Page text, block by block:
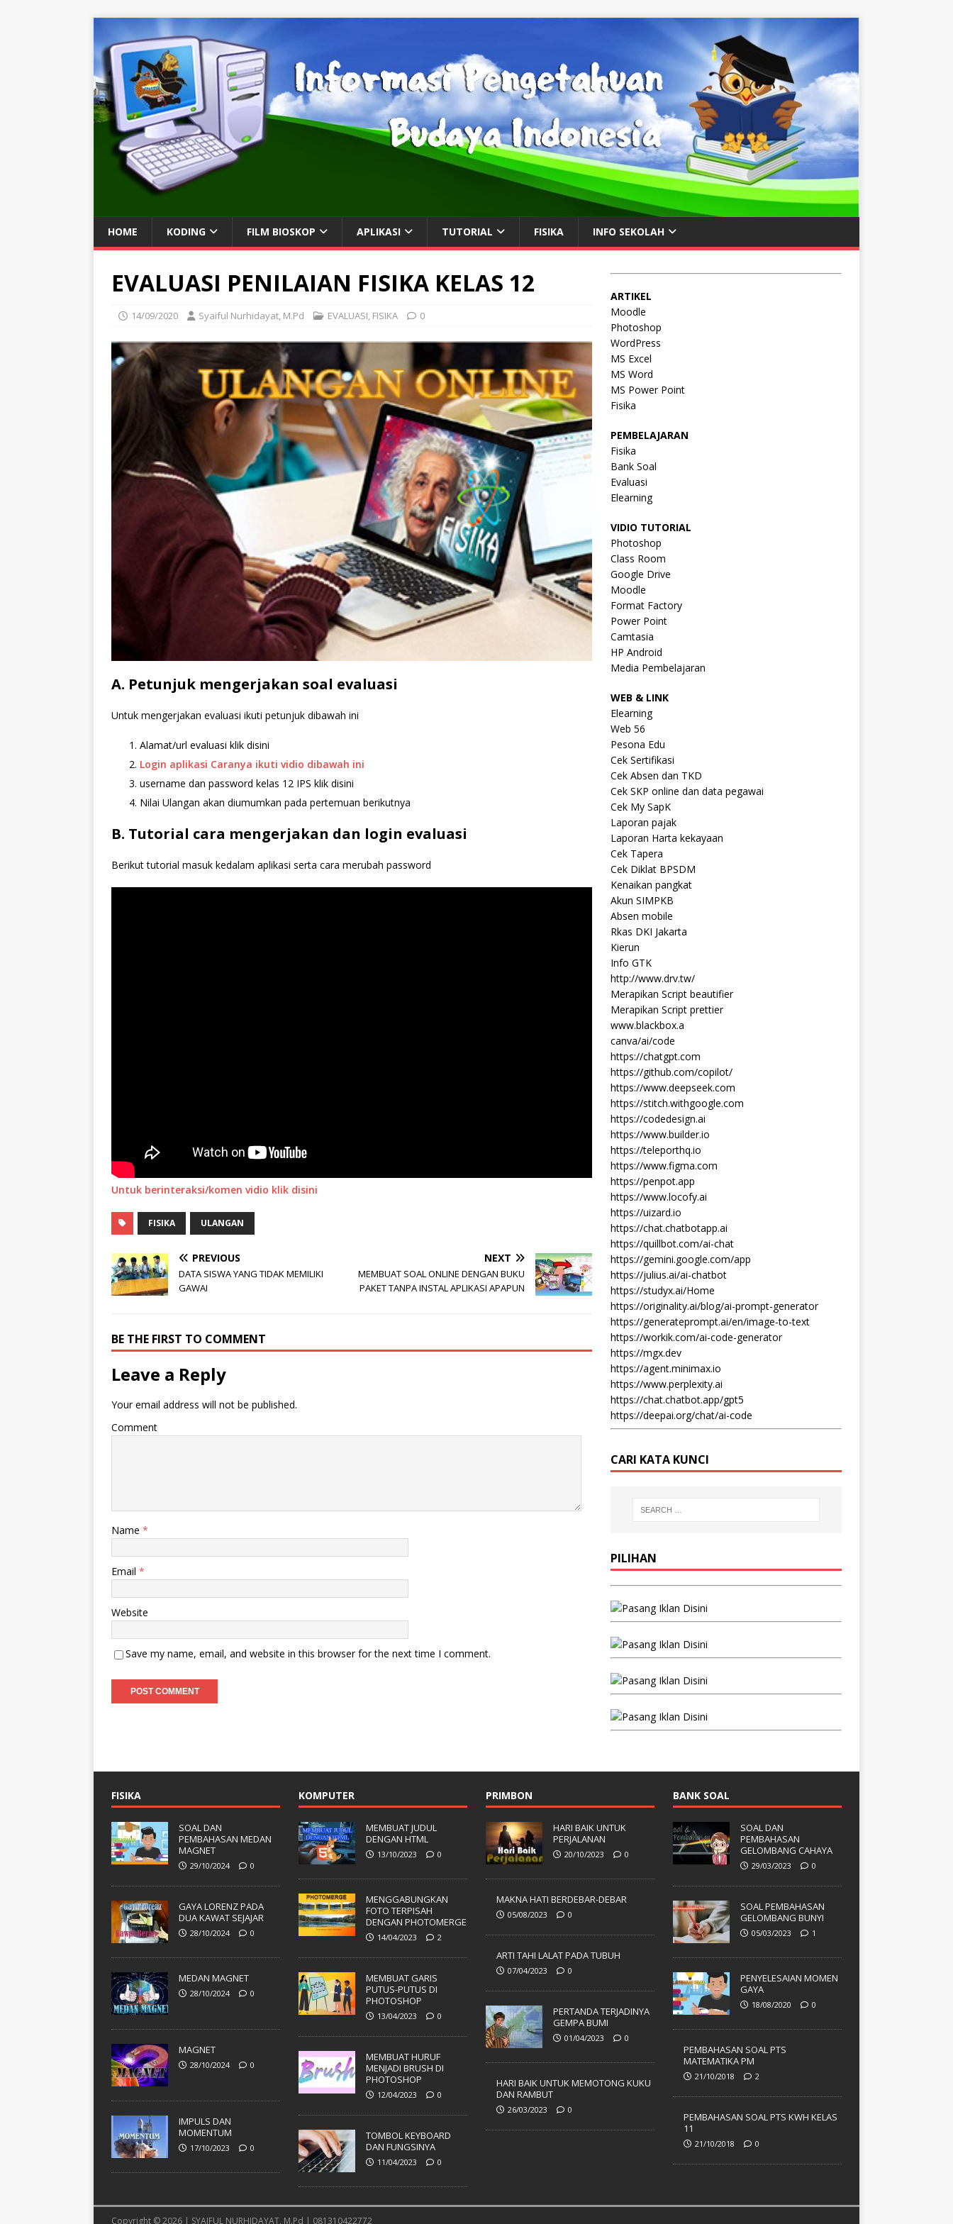
HOME KODING FILM BIOSKOP APLIKASI TUTORIAL FISIKA INFO SEKOLAH
EVALUASI PENILAIAN FISIKA KELAS 12
14/09/2020 Syaiful Nurhidayat, M.Pd EVALUASI, FISIKA 0
A. Petunjuk mengerjakan soal evaluasi
Untuk mengerjakan evaluasi ikuti petunjuk dibawah ini
Alamat/url evaluasi klik disini
Login aplikasi Caranya ikuti vidio dibawah ini
username dan password kelas 12 IPS klik disini
Nilai Ulangan akan diumumkan pada pertemuan berikutnya
B. Tutorial cara mengerjakan dan login evaluasi
Berikut tutorial masuk kedalam aplikasi serta cara merubah password
Untuk berinteraksi/komen vidio klik disini
FISIKA ULANGAN
PREVIOUS
DATA SISWA YANG TIDAK MEMILIKI
GAWAI
NEXT
MEMBUAT SOAL ONLINE DENGAN BUKU
PAKET TANPA INSTAL APLIKASI APAPUN
BE THE FIRST TO COMMENT
Leave a Reply
Your email address will not be published.
Comment
Name *
Email *
Website
Save my name, email, and website in this browser for the next time I comment.
ARTIKEL
Moodle
Photoshop
WordPress
MS Excel
MS Word
MS Power Point
Fisika
PEMBELAJARAN
Fisika
Bank Soal
Evaluasi
Elearning
VIDIO TUTORIAL
Photoshop
Class Room
Google Drive
Moodle
Format Factory
Power Point
Camtasia
HP Android
Media Pembelajaran
WEB & LINK
Elearning
Web 56
Pesona Edu
Cek Sertifikasi
Cek Absen dan TKD
Cek SKP online dan data pegawai
Cek My SapK
Laporan pajak
Laporan Harta kekayaan
Cek Tapera
Cek Diklat BPSDM
Kenaikan pangkat
Akun SIMPKB
Absen mobile
Rkas DKI Jakarta
Kierun
Info GTK
http://www.drv.tw/
Merapikan Script beautifier
Merapikan Script prettier
www.blackbox.a
canva/ai/code
https://chatgpt.com
https://github.com/copilot/
https://www.deepseek.com
https://stitch.withgoogle.com
https://codedesign.ai
https://www.builder.io
https://teleporthq.io
https://www.figma.com
https://penpot.app
https://www.locofy.ai
https://uizard.io
https://chat.chatbotapp.ai
https://quillbot.com/ai-chat
https://gemini.google.com/app
https://julius.ai/ai-chatbot
https://studyx.ai/Home
https://originality.ai/blog/ai-prompt-generator
https://generateprompt.ai/en/image-to-text
https://workik.com/ai-code-generator
https://mgx.dev
https://agent.minimax.io
https://www.perplexity.ai
https://chat.chatbot.app/gpt5
https://deepai.org/chat/ai-code
CARI KATA KUNCI
PILIHAN
FISIKA
SOAL DAN
PEMBAHASAN MEDAN
MAGNET
29/10/2024 0
GAYA LORENZ PADA
DUA KAWAT SEJAJAR
28/10/2024 0
MEDAN MAGNET
28/10/2024 0
MAGNET
28/10/2024 0
IMPULS DAN
MOMENTUM
17/10/2023 0
KOMPUTER
MEMBUAT JUDUL
DENGAN HTML
13/10/2023 0
MENGGABUNGKAN
FOTO TERPISAH
DENGAN PHOTOMERGE
14/04/2023 2
MEMBUAT GARIS
PUTUS-PUTUS DI
PHOTOSHOP
13/04/2023 0
MEMBUAT HURUF
MENJADI BRUSH DI
PHOTOSHOP
12/04/2023 0
TOMBOL KEYBOARD
DAN FUNGSINYA
11/04/2023 0
PRIMBON
HARI BAIK UNTUK
PERJALANAN
20/10/2023 0
MAKNA HATI BERDEBAR-DEBAR
05/08/2023 0
ARTI TAHI LALAT PADA TUBUH
07/04/2023 0
PERTANDA TERJADINYA
GEMPA BUMI
01/04/2023 0
HARI BAIK UNTUK MEMOTONG KUKU
DAN RAMBUT
26/03/2023 0
BANK SOAL
SOAL DAN
PEMBAHASAN
GELOMBANG CAHAYA
29/03/2023 0
SOAL PEMBAHASAN
GELOMBANG BUNYI
05/03/2023 1
PENYELESAIAN MOMEN
GAYA
18/08/2020 0
PEMBAHASAN SOAL PTS
MATEMATIKA PM
21/10/2018 2
PEMBAHASAN SOAL PTS KWH KELAS
11
21/10/2018 0
Copyright © 2026 | SYAIFUL NURHIDAYAT, M.Pd | 081310422772